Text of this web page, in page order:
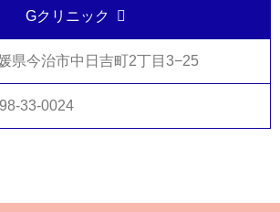
Gクリニック
県今治市中日吉町2丁目3−25
33-0024